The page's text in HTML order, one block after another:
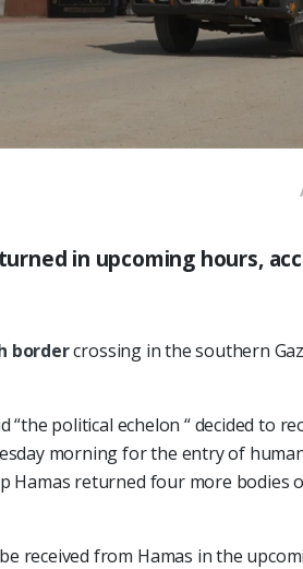
in upcoming hours,
bordercrossing in the southern
“the political echelon “ decided to
morning for the entry of
Hamas returned four more bodies
received from Hamas in the